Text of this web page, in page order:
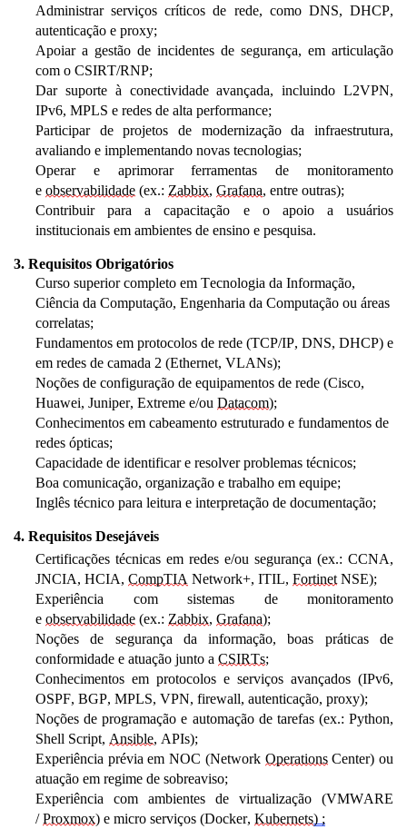
Administrar serviços críticos de rede, como DNS, DHCP,
autenticação e proxy;
Apoiar a gestão de incidentes de segurança, em articulação
com o CSIRT/RNP;
Dar suporte à conectividade avançada, incluindo L2VPN,
IPv6, MPLS e redes de alta performance;
Participar de projetos de modernização da infraestrutura,
avaliando e implementando novas tecnologias;
Operar e aprimorar ferramentas de monitoramento
e observabilidade (ex.: Zabbix, Grafana, entre outras);
Contribuir para a capacitação e o apoio a usuários
institucionais em ambientes de ensino e pesquisa.
3. Requisitos Obrigatórios
Curso superior completo em Tecnologia da Informação,
Ciência da Computação, Engenharia da Computação ou áreas
correlatas;
Fundamentos em protocolos de rede (TCP/IP, DNS, DHCP) e
em redes de camada 2 (Ethernet, VLANs);
Noções de configuração de equipamentos de rede (Cisco,
Huawei, Juniper, Extreme e/ou Datacom);
Conhecimentos em cabeamento estruturado e fundamentos de
redes ópticas;
Capacidade de identificar e resolver problemas técnicos;
Boa comunicação, organização e trabalho em equipe;
Inglês técnico para leitura e interpretação de documentação;
4. Requisitos Desejáveis
Certificações técnicas em redes e/ou segurança (ex.: CCNA,
JNCIA, HCIA, CompTIA Network+, ITIL, Fortinet NSE);
Experiência com sistemas de monitoramento
e observabilidade (ex.: Zabbix, Grafana);
Noções de segurança da informação, boas práticas de
conformidade e atuação junto a CSIRTs;
Conhecimentos em protocolos e serviços avançados (IPv6,
OSPF, BGP, MPLS, VPN, firewall, autenticação, proxy);
Noções de programação e automação de tarefas (ex.: Python,
Shell Script, Ansible, APIs);
Experiência prévia em NOC (Network OperationsCenter) ou
atuação em regime de sobreaviso;
Experiência com ambientes de virtualização (VMWARE
/Proxmox) e micro serviços (Docker, Kubernets) ;